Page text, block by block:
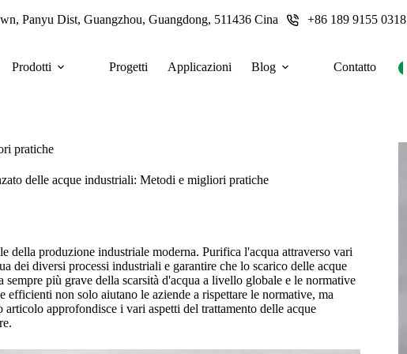
Panyu Dist, Guangzhou, Guangdong, 511436 Cina +86 189 9155 0318
Prodotti Progetti Applicazioni Blog Contatto
pratiche
delle acque industriali: Metodi e migliori pratiche
della produzione industriale moderna. Purifica l'acqua attraverso vari
dei diversi processi industriali e garantire che lo scarico delle acque
più grave della scarsità d'acqua a livello globale e le normative
non solo aiutano le aziende a rispettare le normative, ma
approfondisce i vari aspetti del trattamento delle acque